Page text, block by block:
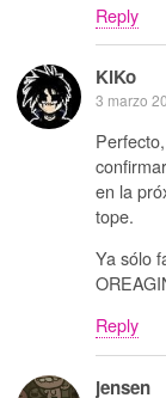
Reply
KiKo
3 marzo
en la
tope.
Ya sólo
Reply
jensen